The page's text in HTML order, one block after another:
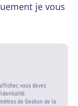
je vous
vous devez
de Gestion de la